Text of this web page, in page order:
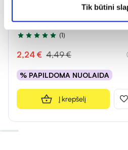
Tik būtini
DELIA veido serumas STEMA
CELLS, 10 ml
Įvertinimas 5.0 iš 5
(1)
2,24 € 4,49 €
% PAPILDOMA NUOLAIDA
Į krepšelį